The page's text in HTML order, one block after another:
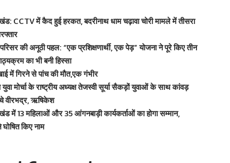
CCTV में कैद हुई हरकत, बदरीनाथ धाम चढ़ावा चोरी मामले में तीसरा
परिसर की अनूठी पहल: “एक प्रशिक्षणार्थी, एक पेड़” योजना ने पूरे किए तीन
का भी बनी हिस्सा
में गिरने से पांच की मौत,एक गंभीर
युवा मोर्चा के राष्ट्रीय अध्यक्ष तेजस्वी सूर्या सैकड़ों युवाओं के साथ कांवड़
वीरभद्र, ऋषिकेश
में 13 महिलाओं और 35 आंगनबाड़ी कार्यकर्ताओं का होगा सम्मान,
किए नाम